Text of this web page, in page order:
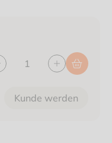
Kunde werden